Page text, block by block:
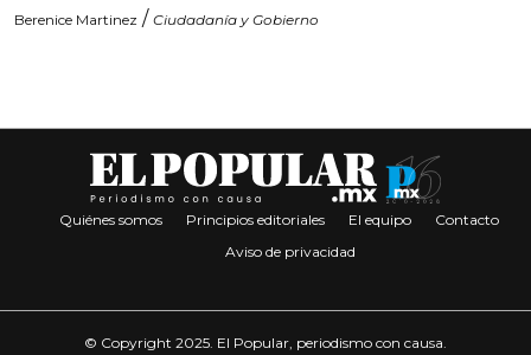
Berenice Martinez / Ciudadanía y Gobierno
Quiénes somos Principios editoriales El equipo
Contacto
Aviso de privacidad
© Copyright 2025. El Popular, periodismo con causa.